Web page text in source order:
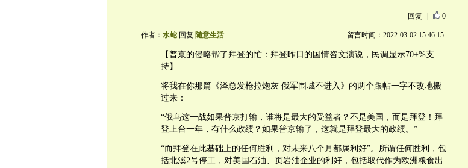
回复 0
作者： 水蛇回复 随意生活 留言时间：2022-03-02 15:46:15
【普京的侵略帮了拜登的忙：拜登昨日的国情咨文演说，民调显示70+%支
持】
将我在你那篇《泽总发枪拉炮灰 俄军围城不进入》的两个跟帖一字不改地搬
过来：
“俄乌这一战如果普京打输，谁将是最大的受益者？不是美国，而是拜登！拜
登上台一年，有什么政绩？如果普京输了，这就是拜登最大的政绩。”
“而拜登在此基础上的任何胜利，对未来八个月都属利好”。所谓任何胜利，包
括北溪2号停工，对美国石油、页岩油企业的利好，包括取代作为欧洲粮食出